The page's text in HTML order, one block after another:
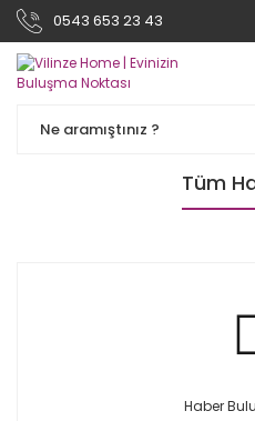
0543 653 23 43
Tüm
Haber